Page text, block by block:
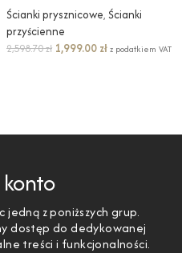
Ścianki prysznicowe, Ścianki
przyścienne
2,598.70zł 1,999.00 złz podatkiem VAT
konto
jedną z poniższych grup.
dostęp do dedykowanej
treści i funkcjonalności.